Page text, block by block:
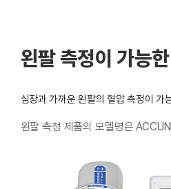
왼팔 측정이 가능
심장과 가까운 왼팔의 혈압 측정이 가
왼팔 측정 제품의 모델명은